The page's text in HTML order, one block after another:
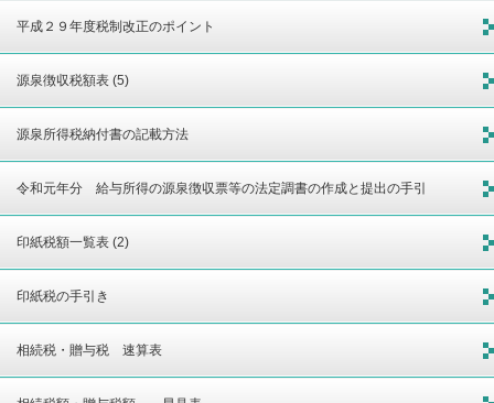
平成２９年度税制改正のポイント
源泉徴収税額表 (5)
源泉所得税納付書の記載方法
令和元年分 給与所得の源泉徴収票等の法定調書の作成と提出の手引
印紙税額一覧表 (2)
印紙税の手引き
相続税・贈与税 速算表